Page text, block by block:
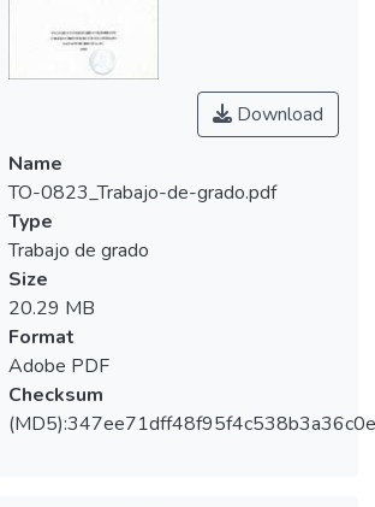
Esta investigación evalúa la presencia de
patologías orales tanto en tejidos blandos
como dentales en pacientes consumidores
de sustancias psicoactivas en proceso de
rehabilitación vinculados a las fundaciones
La luz y Evolucionar, que son entidades sin
ánimo de lucro dedicadas a la rehabilitación
de personas consumidoras de sustancias
psicoactivas; estas entidades reeducan a
dichas personas en sus aspectos físicos y
psicológicos
Download
Name
TO-0823_Trabajo-de-grado.pdf
Type
Trabajo de grado
Size
20.29 MB
Format
Adobe PDF
Checksum